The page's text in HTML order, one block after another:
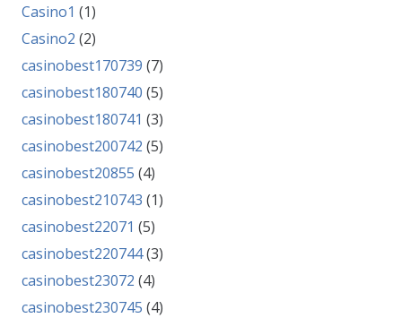
Casino1 (1)
Casino2 (2)
casinobest170739 (7)
casinobest180740 (5)
casinobest180741 (3)
casinobest200742 (5)
casinobest20855 (4)
casinobest210743 (1)
casinobest22071 (5)
casinobest220744(3)
casinobest23072 (4)
casinobest230745 (4)